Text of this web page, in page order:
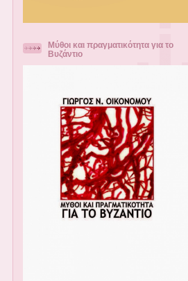
Μύθοι και πραγματικότητα για το
Βυζάντιο